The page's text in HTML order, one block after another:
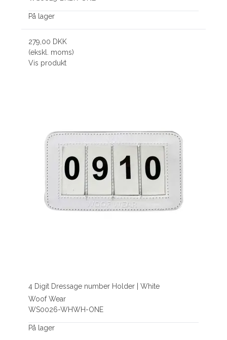
På lager
279,00 DKK
(ekskl. moms)
Vis produkt
4 Digit Dressage number Holder | White
Woof Wear
WS0026-WHWH-ONE
På lager